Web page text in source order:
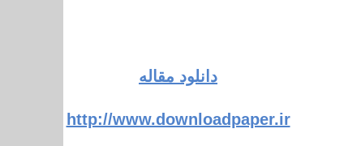
دانلود مقاله
http://www.downloadpaper.ir